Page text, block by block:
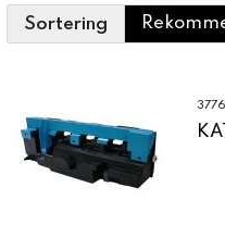
Sortering